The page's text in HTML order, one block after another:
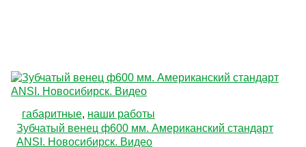
габаритные, наши работы
Зубчатый венец ф600 мм. Американский стандарт
ANSI. Новосибирск. Видео